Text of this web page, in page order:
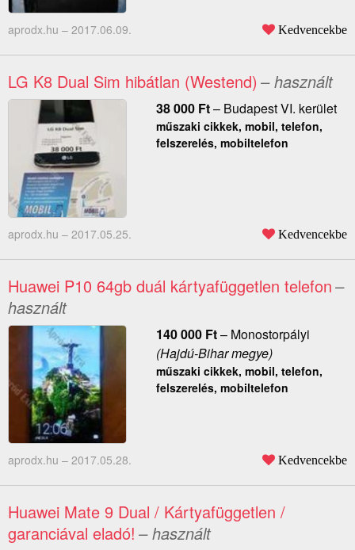
aprodx.hu – 2017.06.09. Kedvencekbe
LG K8 Dual Sim hibátlan (Westend) – használt
38 000 Ft– Budapest VI. kerület
műszaki cikkek, mobil, telefon,
felszerelés, mobiltelefon
aprodx.hu – 2017.05.25. Kedvencekbe
Huawei P10 64gb duál kártyafüggetlen telefon–
használt
140 000 Ft– Monostorpályi
(Hajdú-Bihar megye)
műszaki cikkek, mobil, telefon,
felszerelés, mobiltelefon
aprodx.hu – 2017.05.28. Kedvencekbe
Huawei Mate 9 Dual / Kártyafüggetlen /
garanciával eladó! – használt